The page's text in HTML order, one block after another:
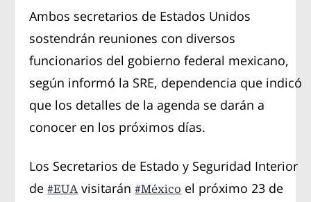
Ambos secretarios de Estados Unidos
sostendrán reuniones con diversos
funcionarios del gobierno federal mexicano,
según informó la SRE, dependencia que indicó
que los detalles de la agenda se darán a
conocer en los próximos días.
Los Secretarios de Estado y Seguridad Interior
de#EUA visitarán#México el próximo 23 de